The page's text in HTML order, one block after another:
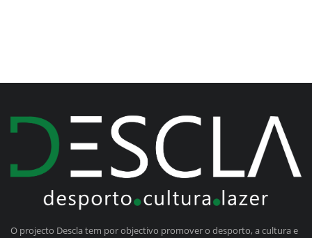
O projecto Descla tem por objectivo promover o desporto, a cultura e